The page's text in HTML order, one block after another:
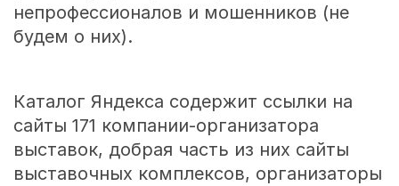
непрофессионалов и мошенников (не
будем о них).
Каталог Яндекса содержит ссылки на
сайты 171 компании-организатора
выставок, добрая часть из них сайты
выставочных комплексов, организаторы